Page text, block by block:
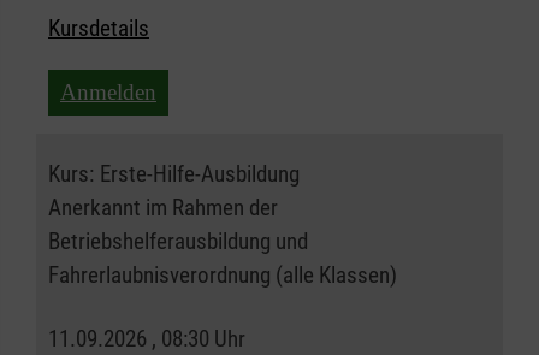
Kursdetails
Anmelden
Kurs: Erste-Hilfe-Ausbildung
Anerkannt im Rahmen der
Betriebshelferausbildung und
Fahrerlaubnisverordnung (alle Klassen)
11.09.2026 , 08:30 Uhr